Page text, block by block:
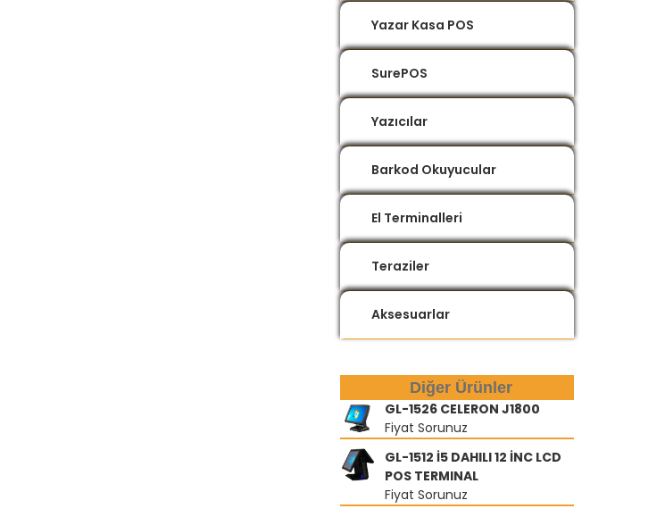
Yazar Kasa POS
SurePOS
Yazıcılar
Barkod Okuyucular
El Terminalleri
Teraziler
Aksesuarlar
Diğer Ürünler
GL-1526 CELERON J1800
Fiyat Sorunuz
GL-1512 İ5 DAHILI 12 İNC LCD
POS TERMINAL
Fiyat Sorunuz